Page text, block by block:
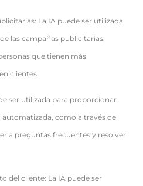
La IA puede ser utilizada
las campañas publicitarias,
que tienen más
clientes.
ser utilizada para proporcionar
como a través de
a preguntas frecuentes y resolver
del cliente: La IA puede ser